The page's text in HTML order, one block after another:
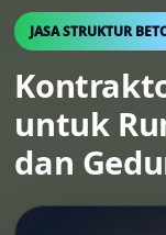
JASA STRUKTUR
untuk
dan